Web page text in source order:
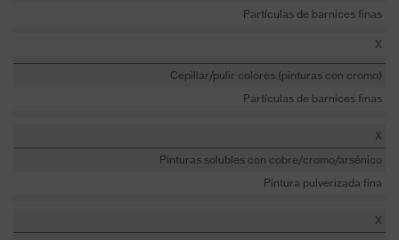
Partículas de barnices finas
X
Cepillar/pulir colores (pinturas con cromo)
Partículas de barnices finas
X
Pinturas solubles con cobre/cromo/arsénico
Pintura pulverizada fina
X